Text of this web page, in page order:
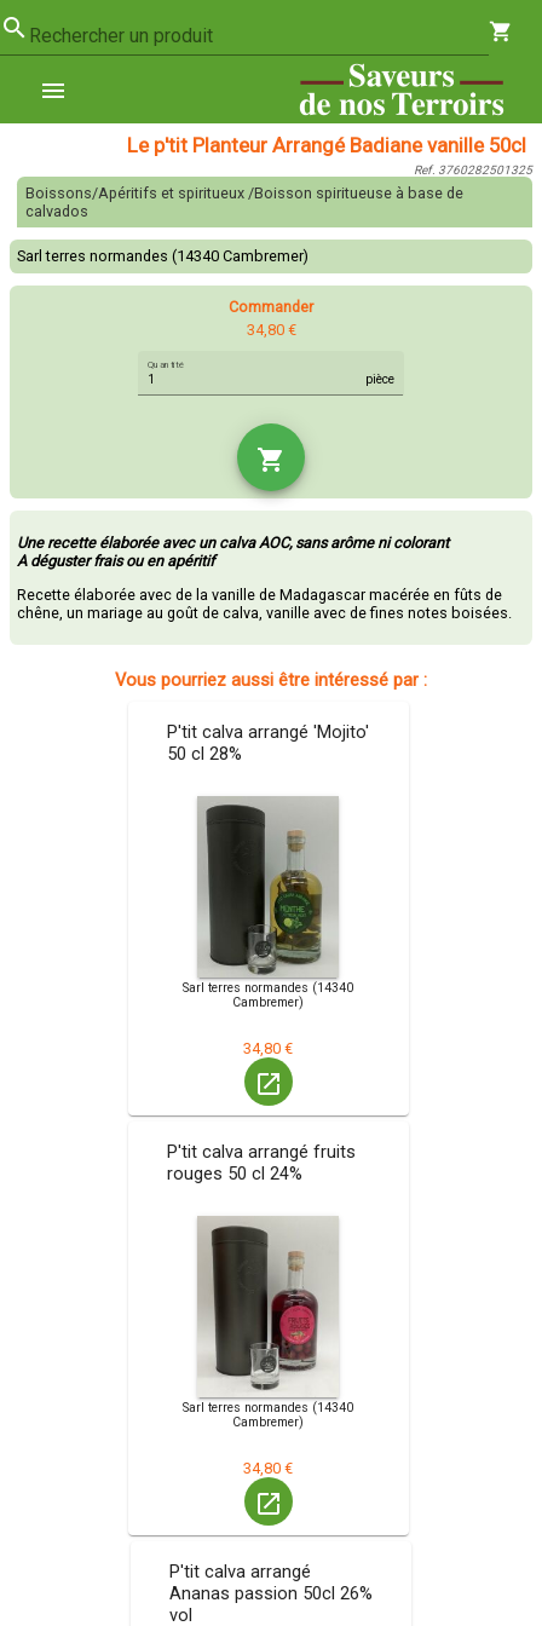
search Rechercher un produit shopping_cart
menu
Le p'tit Planteur Arrangé Badiane vanille 50cl
Ref. 3760282501325
Boissons/Apéritifs et spiritueux /Boisson spiritueuse à base de
calvados
Sarl terres normandes (14340 Cambremer)
Commander
34,80 €
Quantité
pièce
shopping_cart
Une recette élaborée avec un calva AOC, sans arôme ni colorant
A déguster frais ou en apéritif
Recette élaborée avec de la vanille de Madagascar macérée en fûts de
chêne, un mariage au goût de calva, vanille avec de fines notes boisées.
Vous pourriez aussi être intéressé par :
P'tit calva arrangé 'Mojito'
50 cl 28%
Sarl terres normandes (14340
Cambremer)
34,80 €
launch
P'tit calva arrangé fruits
rouges 50 cl 24%
Sarl terres normandes (14340
Cambremer)
34,80 €
launch
P'tit calva arrangé
Ananas passion 50cl 26%
vol